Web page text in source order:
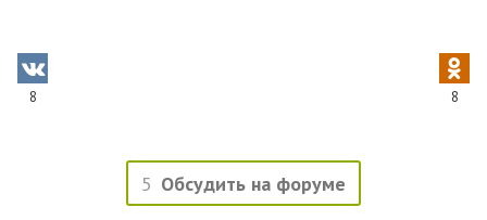
8 8
5 Обсудить на форуме